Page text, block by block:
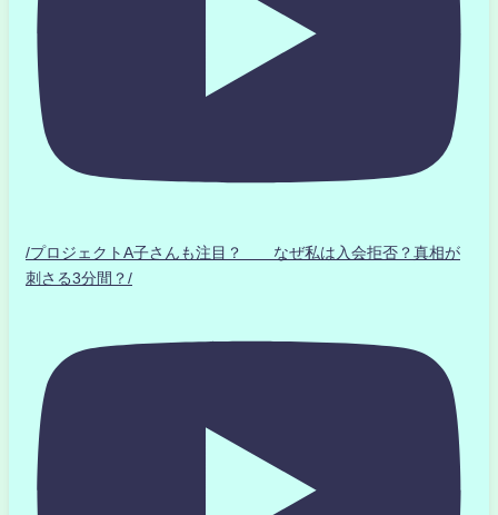
/プロジェクトA子さんも注目？ なぜ私は入会拒否？真相が
刺さる3分間？/